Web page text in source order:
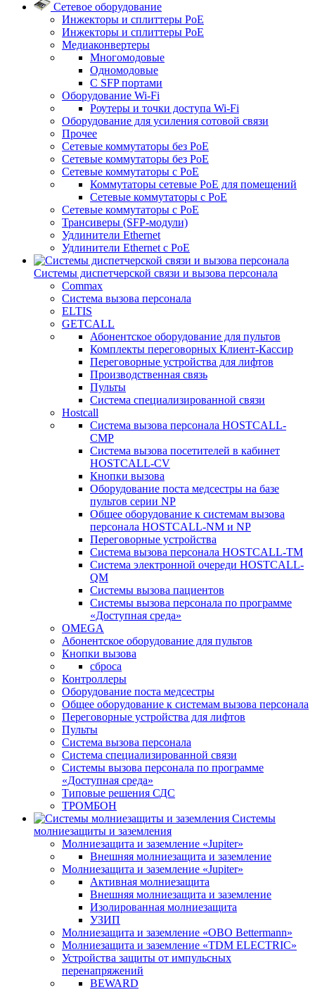
Сетевое оборудование
Инжекторы и сплиттеры PoE
Инжекторы и сплиттеры РоЕ
Медиаконвертеры
Многомодовые
Одномодовые
С SFP портами
Оборудование Wi-Fi
Роутеры и точки доступа Wi-Fi
Оборудование для усиления сотовой связи
Прочее
Сетевые коммутаторы без PoE
Сетевые коммутаторы без РоЕ
Сетевые коммутаторы с PoE
Коммутаторы сетевые PoE для помещений
Сетевые коммутаторы с PoE
Сетевые коммутаторы с РоЕ
Трансиверы (SFP-модули)
Удлинители Ethernet
Удлинители Ethernet с PoE
Системы диспетчерской связи и вызова персонала
Commax
Cистема вызова персонала
ELTIS
GETCALL
Абонентское оборудование для пультов
Комплекты переговорных Клиент-Кассир
Переговорные устройства для лифтов
Производственная связь
Пульты
Система специализированной связи
Hostcall
Cистема вызова персонала HOSTCALL-
CMP
Cистема вызова посетителей в кабинет
HOSTCALL-CV
Кнопки вызова
Оборудование поста медсестры на базе
пультов серии NP
Общее оборудование к системам вызова
персонала HOSTCALL-NM и NP
Переговорные устройства
Система вызова персонала HOSTCALL-TM
Система электронной очереди HOSTCALL-
QM
Системы вызова пациентов
Системы вызова персонала по программе
«Доступная среда»
OMEGA
Абонентское оборудование для пультов
Кнопки вызова
сброса
Контроллеры
Оборудование поста медсестры
Общее оборудование к системам вызова персонала
Переговорные устройства для лифтов
Пульты
Система вызова персонала
Система специализированной связи
Системы вызова персонала по программе
«Доступная среда»
Типовые решения СДС
ТРОМБОН
Системы
молниезащиты и заземления
Молниезащита и заземление «Jupiter»
Внешняя молниезащита и заземление
Молниезащита и заземление «Jupiter»
Активная молниезащита
Внешняя молниезащита и заземление
Изолированная молниезащита
УЗИП
Молниезащита и заземление «OBO Bettermann»
Молниезащита и заземление «TDM ЕLECTRIC»
Устройства защиты от импульсных
перенапряжений
BEWARD